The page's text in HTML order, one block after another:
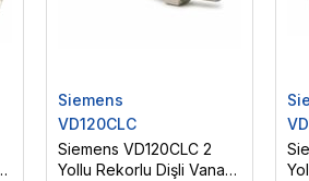
Siemens
VD120CLC
Siemens VD120CLC 2
Yollu Rekorlu Dişli Vana